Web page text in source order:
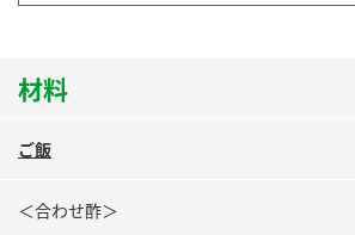
ぽん酢サワー
ミツカンのCM
各部門が大切にしていること
地図から取り扱い店舗を探す
材料
ご飯
＜合わせ酢＞